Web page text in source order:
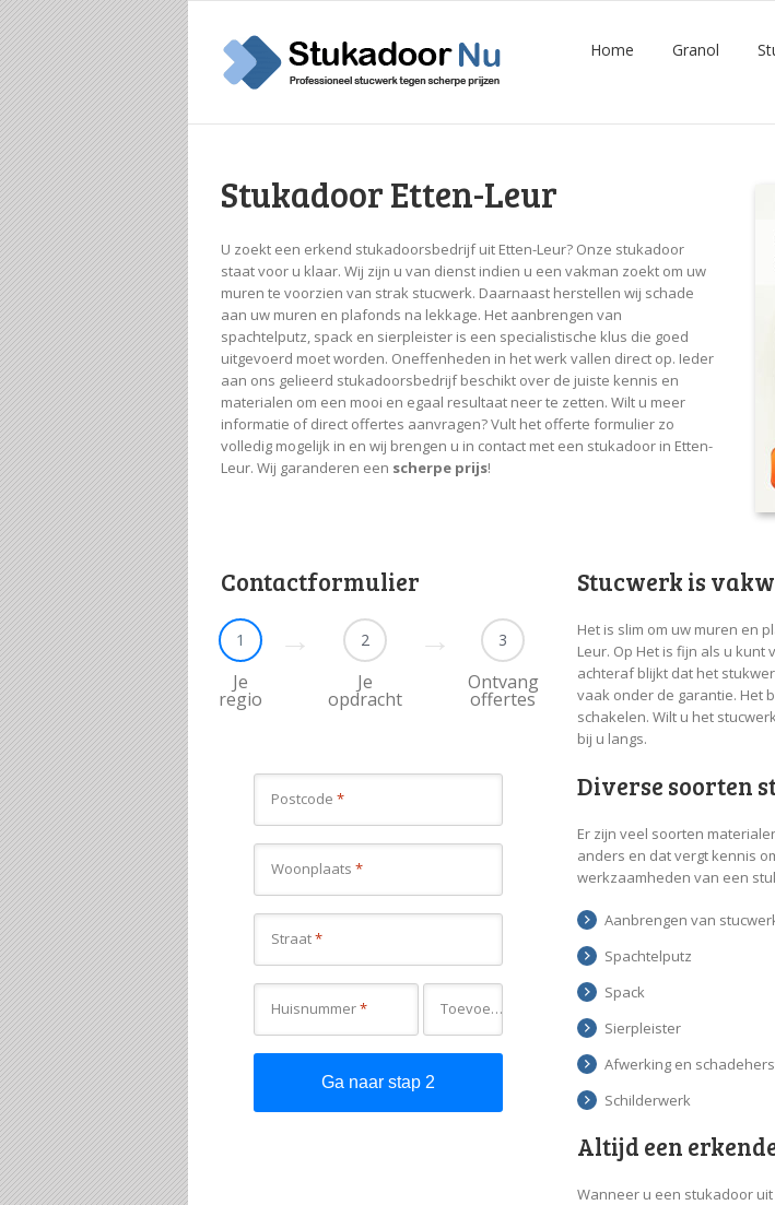
Home Granol
Stukadoor Etten-Leur
U zoekt een erkend stukadoorsbedrijf uit Etten-Leur? Onze stukadoor
staat voor u klaar. Wij zijn u van dienst indien u een vakman zoekt om uw
muren te voorzien van strak stucwerk. Daarnaast herstellen wij schade
aan uw muren en plafonds na lekkage. Het aanbrengen van
spachtelputz, spack en sierpleister is een specialistische klus die goed
uitgevoerd moet worden. Oneffenheden in het werk vallen direct op. Ieder
aan ons gelieerd stukadoorsbedrijf beschikt over de juiste kennis en
materialen om een mooi en egaal resultaat neer te zetten. Wilt u meer
informatie of direct offertes aanvragen? Vult het offerte formulier zo
volledig mogelijk in en wij brengen u in contact met een stukadoor in Etten-
Leur. Wij garanderen een scherpe prijs!
Contactformulier
1
Je
regio
2
Je
opdracht
3
Ontvang
offertes
Postcode *
Woonplaats *
Straat*
Huisnummer* Toevoeging
Stucwerk is
Het is slim om uw muren en
Leur. Op Het is fijn als u
achteraf blijkt dat het
vaak onder de garantie. Het
schakelen. Wilt u het
bij u langs.
Diverse soorten
Er zijn veel soorten
anders en dat vergt kennis
werkzaamheden van een
Aanbrengen van
Spachtelputz
Spack
Sierpleister
Afwerking en
Schilderwerk
Altijd een
Wanneer u een stukadoor